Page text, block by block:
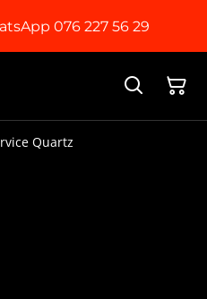
076 227 56 29
Quartz